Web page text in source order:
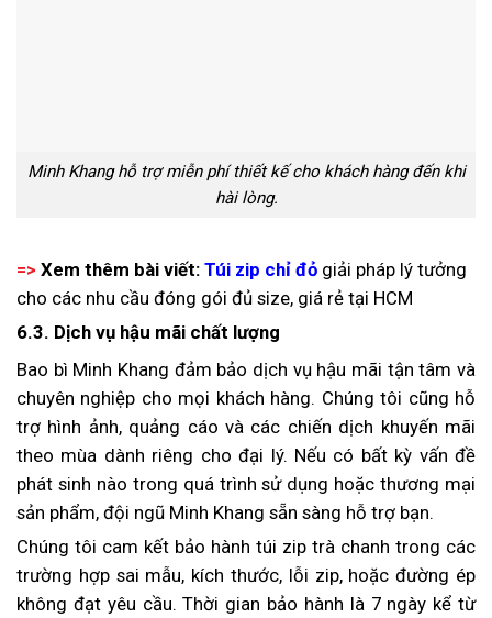
Minh Khang hỗ trợ miễn phí thiết kế cho khách hàng đến khi
hài lòng.
=> Xem thêm bài viết: Túi zip chỉ đỏ giải pháp lý tưởng
cho các nhu cầu đóng gói đủ size, giá rẻ tại HCM
6.3. Dịch vụ hậu mãi chất lượng
Bao bì Minh Khang đảm bảo dịch vụ hậu mãi tận tâm và
chuyên nghiệp cho mọi khách hàng. Chúng tôi cũng hỗ
trợ hình ảnh, quảng cáo và các chiến dịch khuyến mãi
theo mùa dành riêng cho đại lý. Nếu có bất kỳ vấn đề
phát sinh nào trong quá trình sử dụng hoặc thương mại
sản phẩm, đội ngũ Minh Khang sẵn sàng hỗ trợ bạn.
Chúng tôi cam kết bảo hành túi zip trà chanh trong các
trường hợp sai mẫu, kích thước, lỗi zip, hoặc đường ép
không đạt yêu cầu. Thời gian bảo hành là 7 ngày kể từ